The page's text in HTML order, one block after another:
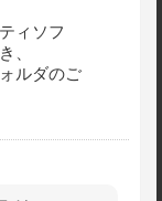
ィソフ
、
ルダのご